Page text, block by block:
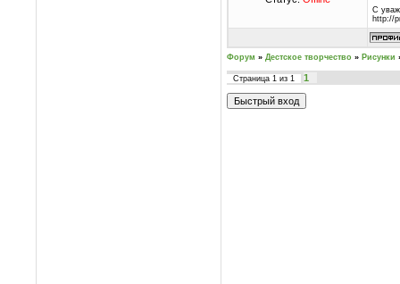
С
http://
Форум » Дестское творчество » Рисунки
Страница 1 из 1 1